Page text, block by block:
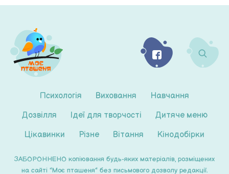
Психологія Виховання
Навчання
Дозвілля
Ідеї для творчості
Дитяче меню
Цікавинки
Різне Вітання Кінодобірки
ЗАБОРОННЕНО копіювання будь-яких матеріалів, розміщених
на сайті "Моє пташеня" без письмового дозволу редакції.